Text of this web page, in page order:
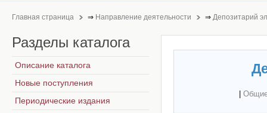
Главная страница ⇒ Направление деятельности ⇒ Депозитарий
Разделы каталога
Описание каталога
Новые поступления
Периодические издания